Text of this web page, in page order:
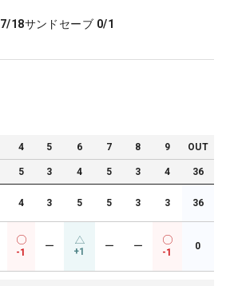
7/18サンドセーブ 0/1
4 5 6 7 8 9 OUT
5 3 4 5 3 4 36
4 3 5 5 3 3 36
-1
ー +1 ー ー
-1
0